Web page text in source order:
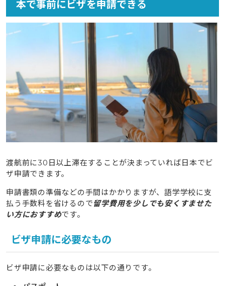
本で事前にビザを申請できる
渡航前に30日以上滞在することが決まっていれば日本でビ
ザ申請できます。
申請書類の準備などの手間はかかりますが、語学学校に支
払う手数料を省けるので留学費用を少しでも安くすませた
い方におすすめです。
ビザ申請に必要なもの
ビザ申請に必要なものは以下の通りです。